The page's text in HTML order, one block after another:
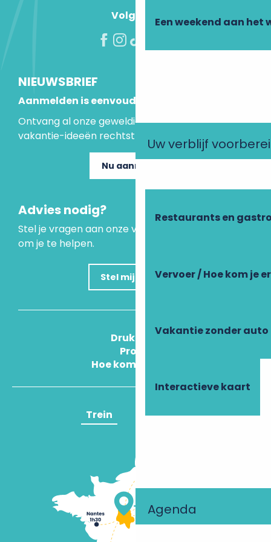
Een weekend aan het
Uw verblijf
Restaurants en
Vervoer / Hoe kom je
Vakantie zonder auto
Interactieve kaart
Agenda
Volg ons!
NIEUWSBRIEF
Aanmelden is eenvoudig
Ontvang al onze geweldige aanbiedingen en
vakantie-ideeën rechtstreeks in je inbox.
Nu aanmelden
Advies nodig?
Stel je vragen aan onze virtuele assistent, die er is
om je te helpen.
Stel mijn vraag
Druk Op
Pros
Hoe kom ik daar?
Trein Vliegtuig